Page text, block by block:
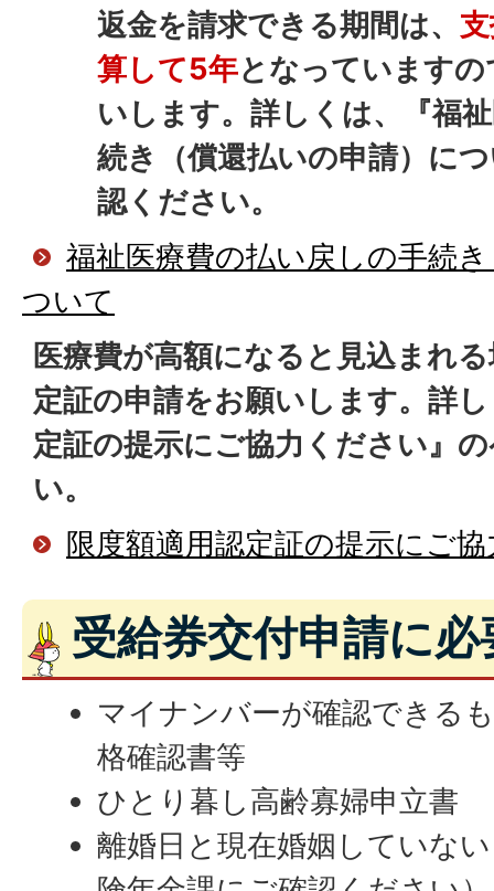
返金を請求できる期間は、
算して5年となっています
いします。詳しくは、『福
続き（償還払いの申請）に
認ください。
福祉医療費の払い戻しの手続
ついて
医療費が高額になると見込まれ
定証の申請をお願いします。詳
定証の提示にご協力ください』
い。
限度額適用認定証の提示にご
受給券交付申請に
マイナンバーが確認できる
格確認書等
ひとり暮し高齢寡婦申立書
離婚日と現在婚姻していな